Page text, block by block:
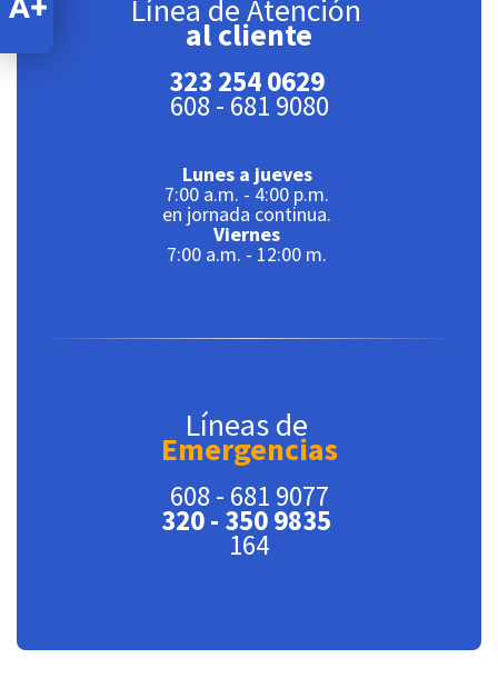
Línea de Atención
al cliente
323 254 0629
608 - 681 9080
Lunes a jueves
7:00 a.m. - 4:00 p.m.
en jornada continua.
Viernes
7:00 a.m. - 12:00 m.
Líneas de
Emergencias
608 - 681 9077
320 - 350 9835
164